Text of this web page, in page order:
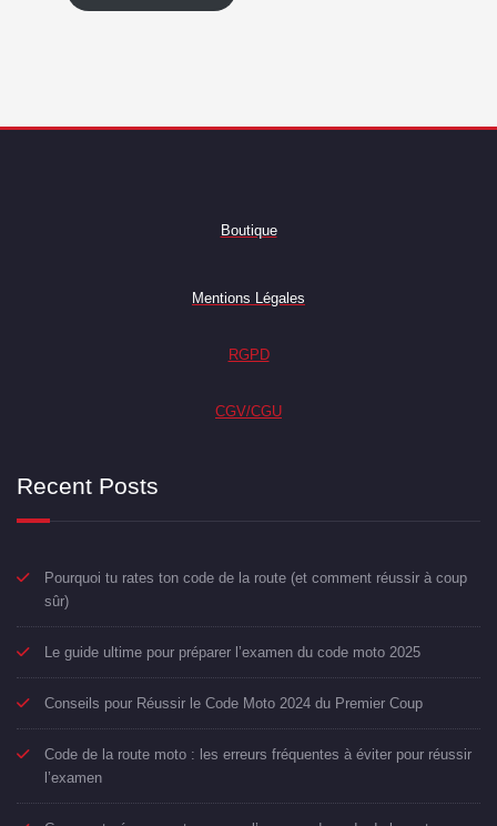
Boutique
Mentions Légales
RGPD
CGV/CGU
Recent Posts
Pourquoi tu rates ton code de la route (et comment réussir à coup
sûr)
Le guide ultime pour préparer l’examen du code moto 2025
Conseils pour Réussir le Code Moto 2024 du Premier Coup
Code de la route moto : les erreurs fréquentes à éviter pour réussir
l’examen